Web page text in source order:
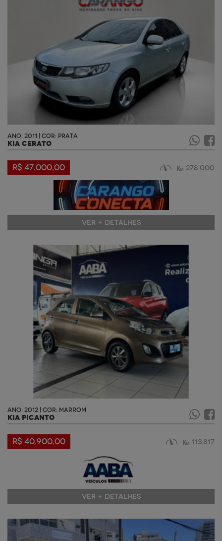
ANO: 2011 | COR: PRATA
KIA CERATO
R$ 47.000,00 278.000
VER + DETALHES
ANO: 2012 | COR: MARROM
KIA PICANTO
R$ 40.900,00 113.817
VER + DETALHES